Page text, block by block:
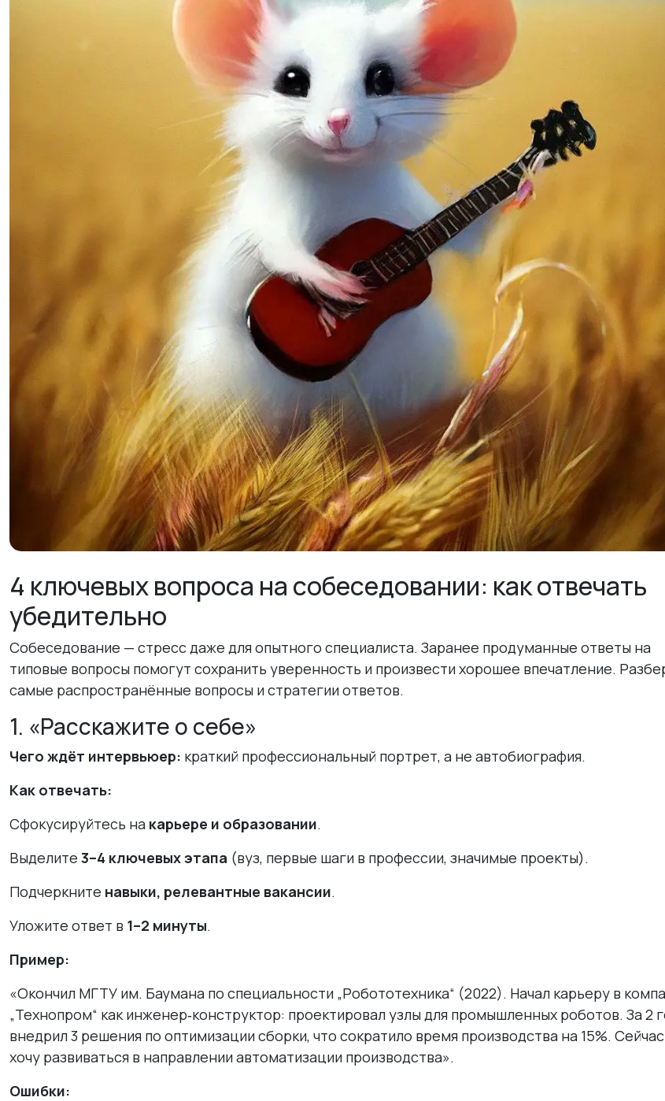
4 ключевых вопроса на собеседовании: как отвечать
убедительно
Собеседование — стресс даже для опытного специалиста. Заранее продуманные ответы на
типовые вопросы помогут сохранить уверенность и произвести хорошее впечатление.
самые распространённые вопросы и стратегии ответов.
1. «Расскажите о себе»
Чего ждёт интервьюер: краткий профессиональный портрет, а не автобиография.
Как отвечать:
Сфокусируйтесь на карьере и образовании.
Выделите 3–4 ключевых этапа (вуз, первые шаги в профессии, значимые проекты).
Подчеркните навыки, релевантные вакансии.
Уложите ответ в 1–2 минуты.
Пример:
«Окончил МГТУ им. Баумана по специальности „Робототехника“ (2022). Начал карьеру в
„Технопром“ как инженер‑конструктор: проектировал узлы для промышленных роботов. За 2
внедрил 3 решения по оптимизации сборки, что сократило время производства на 15%. Сейчас
хочу развиваться в направлении автоматизации производства».
Ошибки: